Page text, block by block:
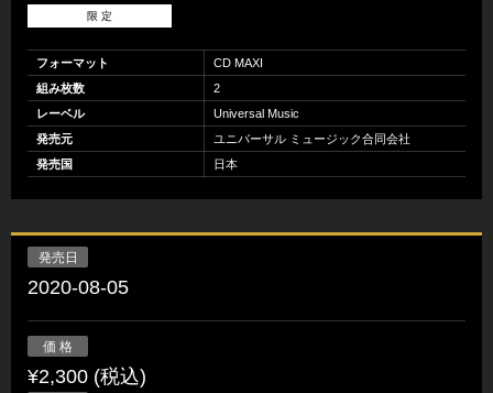
限 定
フォーマット
CD MAXI
組み枚数
2
レーベル
Universal Music
発売元
ユニバーサル ミュージック合同会社
発売国
日本
発売日
2020-08-05
価 格
¥2,300 (税込)